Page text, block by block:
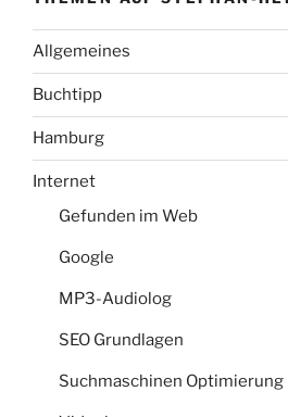
Allgemeines
Buchtipp
Hamburg
Internet
Gefunden im Web
Google
MP3-Audiolog
SEO Grundlagen
Suchmaschinen Optimierung